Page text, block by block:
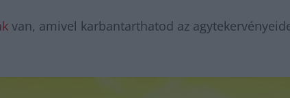
van, amivel karbantarthatod az